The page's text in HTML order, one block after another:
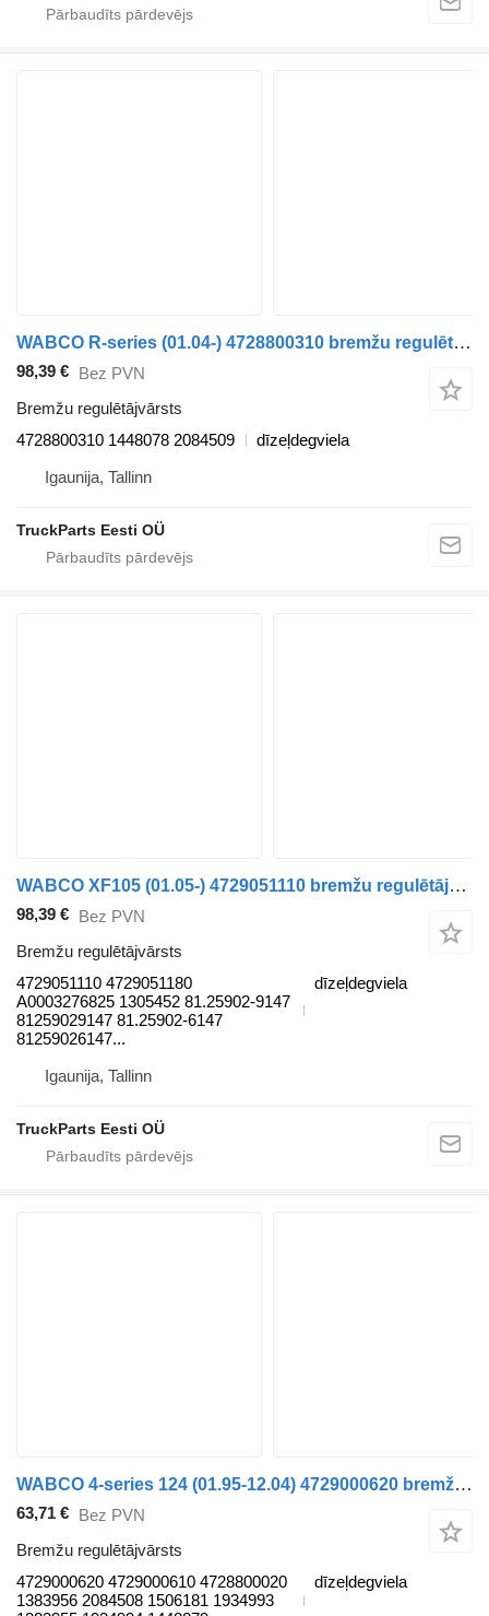
WABCO R-series (01.04-) 4728800310 bremžu regulētājvārsts paredzēts Scania P,G,R,T-series (2004-2017) vilcēja
98,39 € Bez PVN
Bremžu regulētājvārsts
4728800310 1448078 2084509
dīzeļdegviela
Igaunija, Tallinn
TruckParts Eesti OÜ
WABCO XF105 (01.05-) 4729051110 bremžu regulētājvārsts paredzēts DAF XF95, XF105 (2001-2014) vilcēja
98,39 € Bez PVN
Bremžu regulētājvārsts
4729051110 4729051180
A0003276825 1305452 81.25902-9147
81259029147 81.25902-6147
81259026147...
dīzeļdegviela
Igaunija, Tallinn
TruckParts Eesti OÜ
WABCO 4-series 124 (01.95-12.04) 4729000620 bremžu regulētājvārsts paredzēts Scania 4-series (1995-2006) vilcēja
63,71 € Bez PVN
Bremžu regulētājvārsts
4729000620 4729000610 4728800020
1383956 2084508 1506181 1934993
dīzeļdegviela